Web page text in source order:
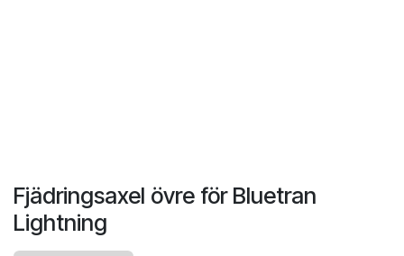
Fjädringsaxel övre för Bluetran
Lightning